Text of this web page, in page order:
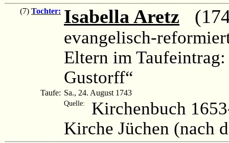
(7) Tochter: Isabella Aretz
evangelisch-
Eltern im Taufeintrag:
Gustorff“
Taufe: Sa., 24. August 1743
Quelle:
Kirchenbuch
Kirche Jüchen (nach